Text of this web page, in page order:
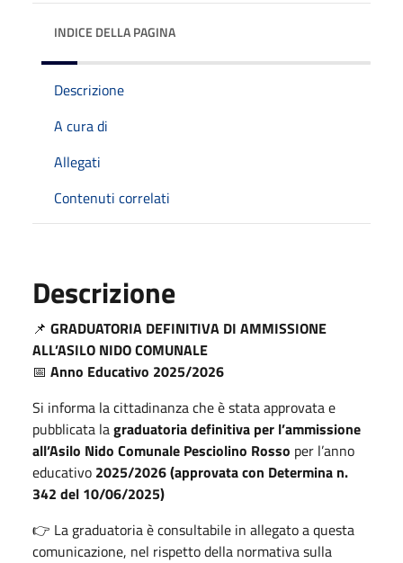
INDICE DELLA PAGINA
Descrizione
A cura di
Allegati
Contenuti correlati
Descrizione
📌 GRADUATORIA DEFINITIVA DI AMMISSIONE
ALL’ASILO NIDO COMUNALE
📅 Anno Educativo 2025/2026
Si informa la cittadinanza che è stata approvata e
pubblicata lagraduatoria definitiva per l’ammissione
all’Asilo Nido Comunale Pesciolino Rosso per l’anno
educativo 2025/2026 (approvata con Determina n.
342 del 10/06/2025)
👉 La graduatoria è consultabile in allegato a questa
comunicazione, nel rispetto della normativa sulla